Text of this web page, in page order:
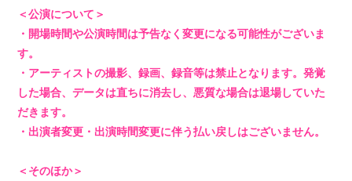
＜公演について＞
・開場時間や公演時間は予告なく変更になる可能性がございま
す。
・アーティストの撮影、録画、録音等は禁止となります。発覚
した場合、データは直ちに消去し、悪質な場合は退場していた
だきます。
・出演者変更・出演時間変更に伴う払い戻しはございません。
＜そのほか＞